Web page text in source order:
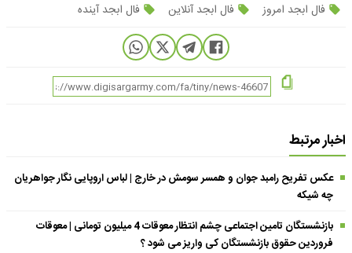
فال ابجد امروز
فال ابجد آنلاین فال ابجد آینده
اخبار مرتبط
عکس تفریح رامبد جوان و همسر سومش در خارج | لباس اروپایی نگار جواهریان
چه شیکه
بازنشستگان تامین اجتماعی چشم انتظار معوقات 4 میلیون تومانی | معوقات
فروردین حقوق بازنشستگان کی واریز می شود ؟